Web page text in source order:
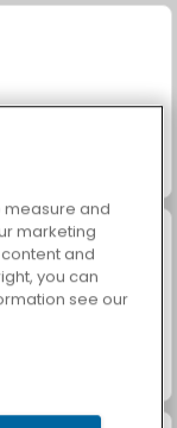
measure and
marketing
and
you can
see our